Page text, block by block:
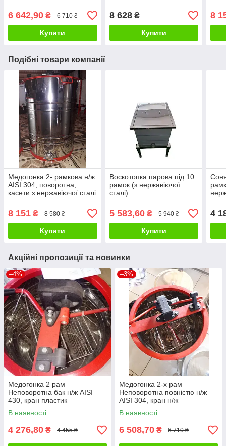
6 642,90 ₴ 6 710 ₴
Купити
8 628₴
Купити
8
Подібні товари компанії
Медогонка 2- рамкова н/ж
AISI 304, поворотна,
касети з нержавіючої сталі
8 151 ₴ 8 580 ₴
Купити
Воскотопка парова під 10
рамок (з нержавіючої
сталі)
5 583,60₴ 5 940 ₴
Купити
4
Акційні пропозиції та новинки
–4%
Медогонка 2 рам
Неповоротна бак н/ж AISI
430, кран пластик
В наявності
4 276,80 ₴ 4 455 ₴
–3%
Медогонка 2-х рам
Неповоротна повністю н/ж
AISI 304, кран н/ж
В наявності
6 508,70 ₴ 6 710 ₴